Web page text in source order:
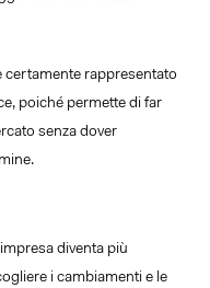
certamente rappresentato
poiché permette di far
senza dover
diventa più
i cambiamenti e le